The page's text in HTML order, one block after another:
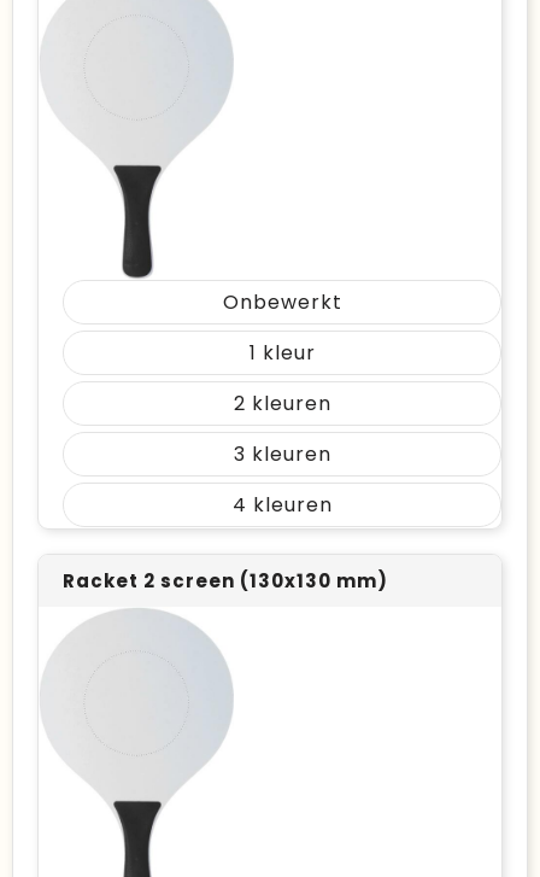
Onbewerkt
1
2
3
4
Racket 2 screen (130x130 mm)